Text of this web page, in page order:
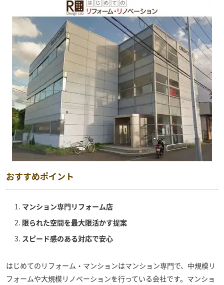
おすすめポイント
マンション専門リフォーム店
限られた空間を最大限活かす提案
スピード感のある対応で安心
はじめてのリフォーム・マンションはマンション専門で、中規模リ
フォームや大規模リノベーションを行っている会社です。マンショ